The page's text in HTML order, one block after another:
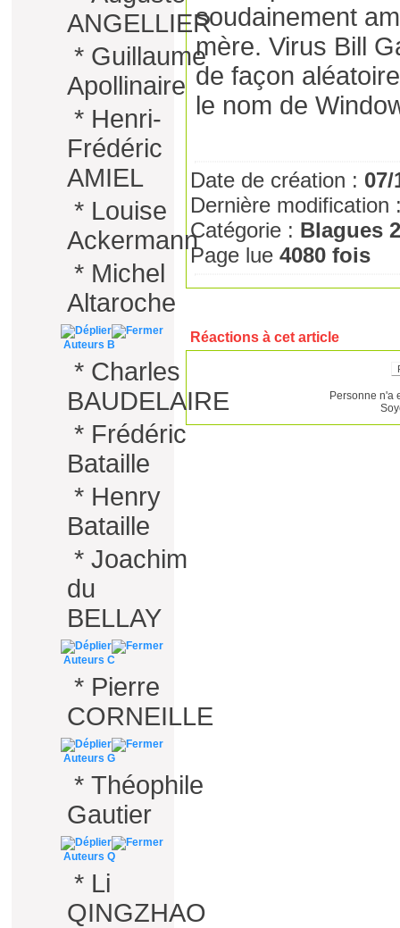
ANGELLIER
* Guillaume
Apollinaire
* Henri-
Frédéric
AMIEL
* Louise
Ackermann
* Michel
Altaroche
Auteurs B
* Charles
BAUDELAIRE
* Frédéric
Bataille
* Henry
Bataille
* Joachim
du
BELLAY
Auteurs C
* Pierre
CORNEILLE
Auteurs G
* Théophile
Gautier
Auteurs Q
* Li
QINGZHAO
soudainement
mère. Virus Bill
de façon
le nom de
Date de création : 07/
Dernière
Catégorie : Blagues 2
Page lue 4080 fois
Réactions à cet article
Personne n'a